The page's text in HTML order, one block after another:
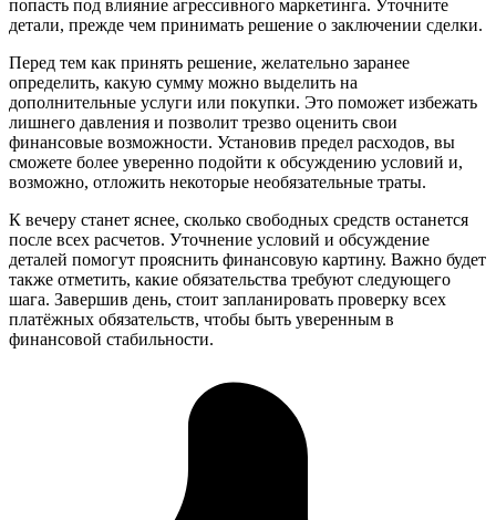
попасть под влияние агрессивного маркетинга. Уточните
детали, прежде чем принимать решение о заключении сделки.
Перед тем как принять решение, желательно заранее
определить, какую сумму можно выделить на
дополнительные услуги или покупки. Это поможет избежать
лишнего давления и позволит трезво оценить свои
финансовые возможности. Установив предел расходов, вы
сможете более уверенно подойти к обсуждению условий и,
возможно, отложить некоторые необязательные траты.
К вечеру станет яснее, сколько свободных средств останется
после всех расчетов. Уточнение условий и обсуждение
деталей помогут прояснить финансовую картину. Важно будет
также отметить, какие обязательства требуют следующего
шага. Завершив день, стоит запланировать проверку всех
платёжных обязательств, чтобы быть уверенным в
финансовой стабильности.